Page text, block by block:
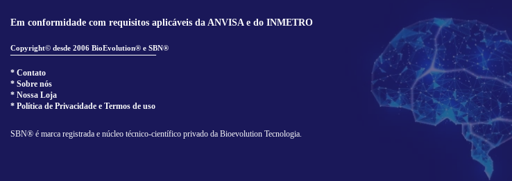
Em conformidade com requisitos aplicáveis da ANVISA e do INMETRO
Copyright© desde 2006 BioEvolution® e SBN®
______________________________
* Contato
* Sobre nós
* Nossa Loja
* Política de Privacidade e Termos de uso
SBN® é marca registrada e núcleo técnico-científico privado da Bioevolution Tecnologia.